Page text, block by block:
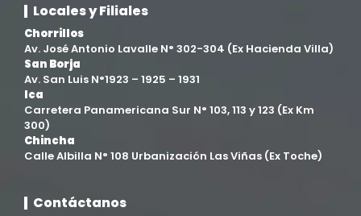
Locales y Filiales
Chorrillos
Av. José Antonio Lavalle N° 302-304 (Ex Hacienda Villa)
San Borja
Av. San Luis N°1923 – 1925 – 1931
Ica
Carretera Panamericana Sur N° 103, 113 y 123 (Ex Km
300)
Chincha
Calle Albilla N° 108 Urbanización Las Viñas (Ex Toche)
Contáctanos